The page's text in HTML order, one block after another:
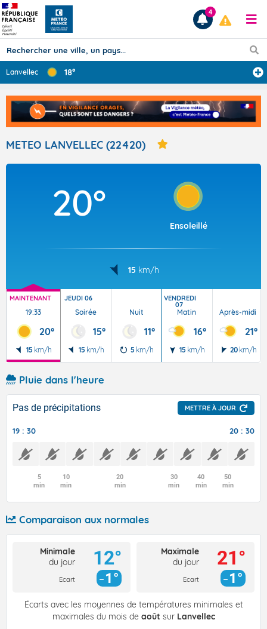
Prévisions
TOUS LES RÉSULTATS
Articles
4
Lanvellec 18°
METEO LANVELLEC (22420)
20°
Ensoleillé
15 km/h
MAINTENANT
19:33
20°
15 km/h
JEUDI 06
Soirée
15°
15 km/h
Nuit
11°
5 km/h
VENDREDI
07
Matin
16°
15 km/h
Après-midi
21°
20 km/h
Pluie dans l'heure
Pas de précipitations METTRE À JOUR
19 : 30 20 : 30
5
min
10
min
20
min
30
min
40
min
50
min
Comparaison aux normales
Minimale
du jour
Ecart
12°
1°
Maximale
du jour
Ecart
21°
1°
Écarts avec les moyennes de températures minimales et
maximales du mois de août sur Lanvellec